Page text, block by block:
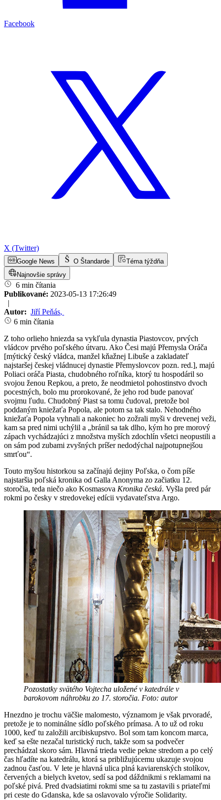
Facebook
X (Twitter)
Google News O Štandarde
Téma týždňa
Najnovšie správy
6 min čítania
Publikované: 2023-05-13 17:26:49
|
Autor: Jiří Peňás,
6 min čítania
Z toho orlieho hniezda sa vykľula dynastia Piastovcov, prvých
vládcov prvého poľského útvaru. Ako Česi majú Přemysla Oráča
[mýtický český vládca, manžel kňažnej Libuše a zakladateľ
najstaršej českej vládnucej dynastie Přemyslovcov pozn. red.], majú
Poliaci oráča Piasta, chudobného roľníka, ktorý tu hospodáril so
svojou ženou Repkou, a preto, že neodmietol pohostinstvo dvoch
pocestných, bolo mu prorokované, že jeho rod bude panovať
svojmu ľudu. Chudobný Piast sa tomu čudoval, pretože bol
poddaným kniežaťa Popola, ale potom sa tak stalo. Nehodného
kniežaťa Popola vyhnali a nakoniec ho zožrali myši v drevenej veži,
kam sa pred nimi uchýlil a „bránil sa tak dlho, kým ho pre morový
zápach vychádzajúci z množstva myších zdochlín všetci neopustili a
on sám pod zubami zvyšných príšer nedodýchal najpotupnejšou
smrťou“.
Touto myšou historkou sa začínajú dejiny Poľska, o čom píše
najstaršia poľská kronika od Galla Anonyma zo začiatku 12.
storočia, teda niečo ako Kosmasova Kronika česká. Vyšla pred pár
rokmi po česky v stredovekej edícii vydavateľstva Argo.
Pozostatky svätého Vojtecha uložené v katedrále v
barokovom náhrobku zo 17. storočia. Foto: autor
Hnezdno je trochu väčšie malomesto, významom je však prvoradé,
pretože je to nominálne sídlo poľského prímasa. A to už od roku
1000, keď tu založili arcibiskupstvo. Bol som tam koncom marca,
keď sa ešte nezačal turistický ruch, takže som sa podvečer
prechádzal skoro sám. Hlavná trieda vedie pekne stredom a po celý
čas hľadíte na katedrálu, ktorá sa približujúcemu ukazuje svojou
zadnou časťou. V lete je hlavná ulica plná kaviarenských stolíkov,
červených a bielych kvetov, sedí sa pod dáždnikmi s reklamami na
poľské pivá. Pred dvadsiatimi rokmi sme sa tu zastavili s priateľmi
pri ceste do Gdanska, kde sa oslavovalo výročie Solidarity.